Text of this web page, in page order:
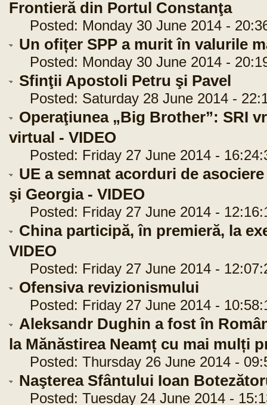
Frontieră din Portul Constanţa
Posted: Monday 30 June 2014 -
Un ofițer SPP a murit în valurile
Posted: Monday 30 June 2014 -
Sfinţii Apostoli Petru şi Pavel
Posted: Saturday 28 June 2014 -
Operaţiunea „Big Brother”: SRI
virtual - VIDEO
Posted: Friday 27 June 2014 -
UE a semnat acorduri de
şi Georgia - VIDEO
Posted: Friday 27 June 2014 -
China participă, în premieră, la
VIDEO
Posted: Friday 27 June 2014 -
Ofensiva revizionismului
Posted: Friday 27 June 2014 -
Aleksandr Dughin a fost în
la Mănăstirea Neamț cu mai mulți
Posted: Thursday 26 June 2014 -
Naşterea Sfântului Ioan
Posted: Tuesday 24 June 2014 -